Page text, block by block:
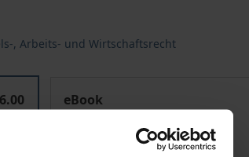
, Arbeits- und Wirtschaftsrecht
eBook